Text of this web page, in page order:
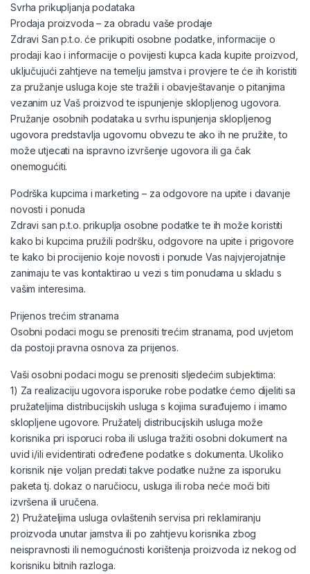
Svrha prikupljanja podataka
Prodaja proizvoda – za obradu vaše prodaje
Zdravi San p.t.o. će prikupiti osobne podatke, informacije o
prodaji kao i informacije o povijesti kupca kada kupite proizvod,
uključujući zahtjeve na temelju jamstva i provjere te će ih koristiti
za pružanje usluga koje ste tražili i obavještavanje o pitanjima
vezanim uz Vaš proizvod te ispunjenje sklopljenog ugovora.
Pružanje osobnih podataka u svrhu ispunjenja sklopljenog
ugovora predstavlja ugovornu obvezu te ako ih ne pružite, to
može utjecati na ispravno izvršenje ugovora ili ga čak
onemogućiti.
Podrška kupcima i marketing – za odgovore na upite i davanje
novosti i ponuda
Zdravi san p.t.o. prikuplja osobne podatke te ih može koristiti
kako bi kupcima pružili podršku, odgovore na upite i prigovore
te kako bi procijenio koje novosti i ponude Vas najvjerojatnije
zanimaju te vas kontaktirao u vezi s tim ponudama u skladu s
vašim interesima.
Prijenos trećim stranama
Osobni podaci mogu se prenositi trećim stranama, pod uvjetom
da postoji pravna osnova za prijenos.
Vaši osobni podaci mogu se prenositi sljedećim subjektima:
1) Za realizaciju ugovora isporuke robe podatke ćemo dijeliti sa
pružateljima distribucijskih usluga s kojima surađujemo i imamo
sklopljene ugovore. Pružatelj distribucijskih usluga može
korisnika pri isporuci roba ili usluga tražiti osobni dokument na
uvid i/ili evidentirati određene podatke s dokumenta. Ukoliko
korisnik nije voljan predati takve podatke nužne za isporuku
paketa tj. dokaz o naručiocu, usluga ili roba neće moći biti
izvršena ili uručena.
2) Pružateljima usluga ovlaštenih servisa pri reklamiranju
proizvoda unutar jamstva ili po zahtjevu korisnika zbog
neispravnosti ili nemogućnosti korištenja proizvoda iz nekog od
korisniku bitnih razloga.